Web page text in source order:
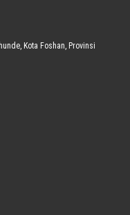
Kota Foshan, Provinsi